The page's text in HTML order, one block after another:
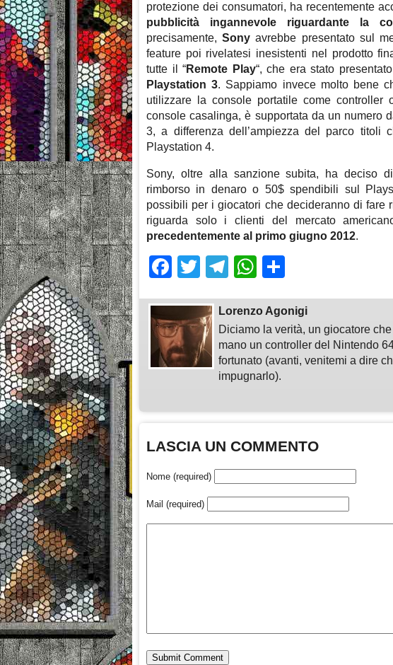
protezione dei consumatori, ha recentemente
pubblicità ingannevole riguardante la
precisamente,Sony avrebbe presentato sul
feature poi rivelatesi inesistenti nel prodotto
tutte il “Remote Play“, che era stato
Playstation 3. Sappiamo invece molto bene
utilizzare la console portatile come controller
console casalinga, è supportata da un numero
3, a differenza dell’ampiezza del parco titoli
Playstation 4.
Sony, oltre alla sanzione subita, ha deciso
rimborso in denaro o 50$ spendibili sul
possibili per i giocatori che decideranno di fare
riguarda solo i clienti del mercato
precedentemente al primo giugno 2012.
Facebook
TwitterTelegram
WhatsApp
Lorenzo Agonigi
Diciamo la verità, un giocatore
mano un controller del Nintendo
fortunato (avanti, venitemi a dire
impugnarlo).
LASCIA UN COMMENTO
Nome (required)
Mail (required)